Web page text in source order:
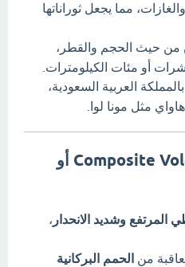
مما يجعل ثوراناتها
من حيث الحجم والقطر،
أو مئات الكيلومترات.
العربية السعودية،
مثل مونا لوا.
البركان المركب (Composite Volcano أو
المرتفع وشديد الانحدار ،
من الحمم البركانية